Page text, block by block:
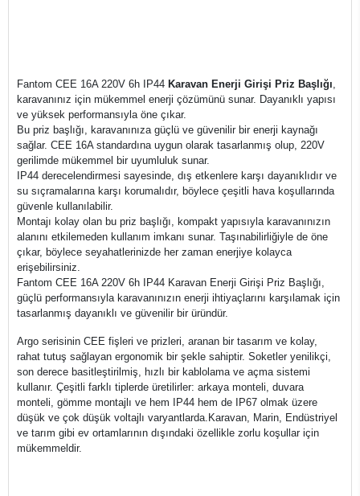
Fantom CEE 16A 220V 6h IP44 Karavan Enerji Girişi Priz Başlığı,
karavanınız için mükemmel enerji çözümünü sunar. Dayanıklı yapısı
ve yüksek performansıyla öne çıkar.
Bu priz başlığı, karavanınıza güçlü ve güvenilir bir enerji kaynağı
sağlar. CEE 16A standardına uygun olarak tasarlanmış olup, 220V
gerilimde mükemmel bir uyumluluk sunar.
IP44 derecelendirmesi sayesinde, dış etkenlere karşı dayanıklıdır ve
su sıçramalarına karşı korumalıdır, böylece çeşitli hava koşullarında
güvenle kullanılabilir.
Montajı kolay olan bu priz başlığı, kompakt yapısıyla karavanınızın
alanını etkilemeden kullanım imkanı sunar. Taşınabilirliğiyle de öne
çıkar, böylece seyahatlerinizde her zaman enerjiye kolayca
erişebilirsiniz.
Fantom CEE 16A 220V 6h IP44 Karavan Enerji Girişi Priz Başlığı,
güçlü performansıyla karavanınızın enerji ihtiyaçlarını karşılamak için
tasarlanmış dayanıklı ve güvenilir bir üründür.
Argo serisinin CEE fişleri ve prizleri, aranan bir tasarım ve kolay,
rahat tutuş sağlayan ergonomik bir şekle sahiptir. Soketler yenilikçi,
son derece basitleştirilmiş, hızlı bir kablolama ve açma sistemi
kullanır. Çeşitli farklı tiplerde üretilirler: arkaya monteli, duvara
monteli, gömme montajlı ve hem IP44 hem de IP67 olmak üzere
düşük ve çok düşük voltajlı varyantlarda.Karavan, Marin, Endüstriyel
ve tarım gibi ev ortamlarının dışındaki özellikle zorlu koşullar için
mükemmeldir.